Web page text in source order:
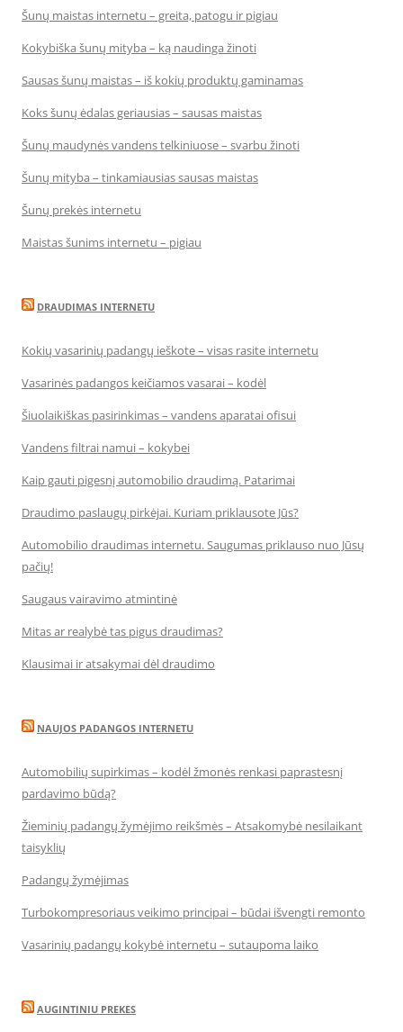
Šunų maistas internetu – greita, patogu ir pigiau
Kokybiška šunų mityba – ką naudinga žinoti
Sausas šunų maistas – iš kokių produktų gaminamas
Koks šunų ėdalas geriausias – sausas maistas
Šunų maudynės vandens telkiniuose – svarbu žinoti
Šunų mityba – tinkamiausias sausas maistas
Šunų prekės internetu
Maistas šunims internetu – pigiau
DRAUDIMAS INTERNETU
Kokių vasarinių padangų ieškote – visas rasite internetu
Vasarinės padangos keičiamos vasarai – kodėl
Šiuolaikiškas pasirinkimas – vandens aparatai ofisui
Vandens filtrai namui – kokybei
Kaip gauti pigesnį automobilio draudimą. Patarimai
Draudimo paslaugų pirkėjai. Kuriam priklausote Jūs?
Automobilio draudimas internetu. Saugumas priklauso nuo Jūsų
pačių!
Saugaus vairavimo atmintinė
Mitas ar realybė tas pigus draudimas?
Klausimai ir atsakymai dėl draudimo
NAUJOS PADANGOS INTERNETU
Automobilių supirkimas – kodėl žmonės renkasi paprastesnį
pardavimo būdą?
Žieminių padangų žymėjimo reikšmės – Atsakomybė nesilaikant
taisyklių
Padangų žymėjimas
Turbokompresoriaus veikimo principai – būdai išvengti remonto
Vasarinių padangų kokybė internetu – sutaupoma laiko
AUGINTINIU PREKES